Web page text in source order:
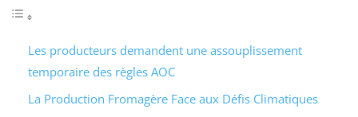
Les producteurs demandent une assouplissement
temporaire des règles AOC
La Production Fromagère Face aux Défis Climatiques